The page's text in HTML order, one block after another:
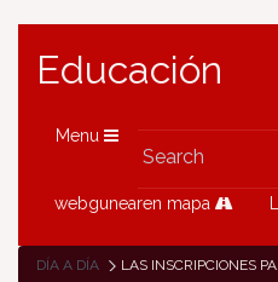
Educación
Menu
webgunearen mapa
DÍA A DÍA LAS INSCRIPCIONES PARA CURSAR ESTUDIOS DE FP CRECE EN NAVARRA HASTA LAS 10.616, CON UNA REDUCCIÓN DE LA BRECHA DE GÉNERO EN GRADOS MEDIOS Y MAYOR DISTRIBUCIÓN GEOGRÁFICA